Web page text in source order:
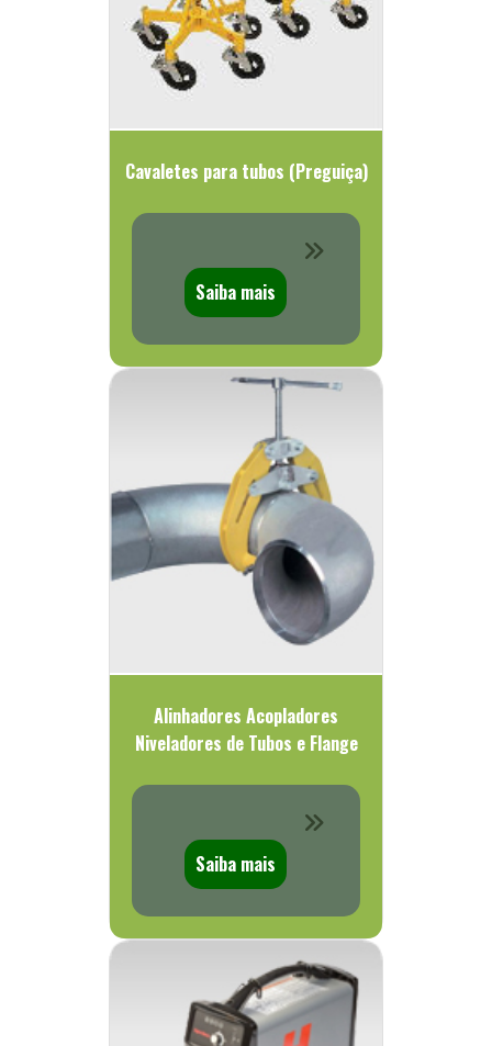
Cavaletes para tubos (Preguiça)
Saiba mais
Alinhadores Acopladores
Niveladores de Tubos e Flange
Saiba mais